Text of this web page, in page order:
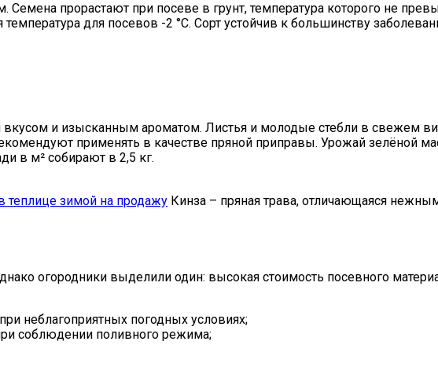
Семена прорастают при посеве в грунт, температура которого не
температура для посевов -2 °C. Сорт устойчив к большинству
и изысканным ароматом. Листья и молодые стебли в свежем
применять в качестве пряной приправы. Урожай зелёной
в м² собирают в 2,5 кг.
теплице зимой на продажу Кинза – пряная трава, отличающаяся
огородники выделили один: высокая стоимость посевного
неблагоприятных погодных условиях;
соблюдении поливного режима;